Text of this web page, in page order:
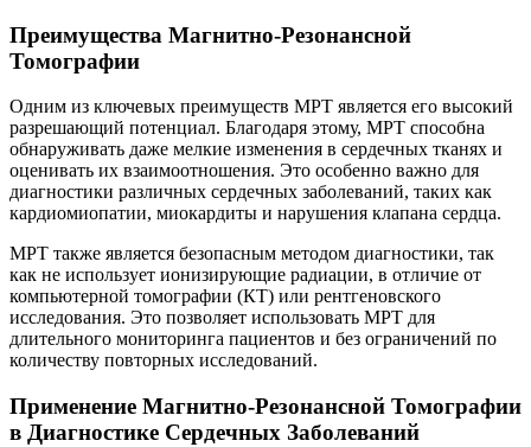
Преимущества Магнитно-Резонансной
Томографии
Одним из ключевых преимуществ МРТ является его высокий
разрешающий потенциал. Благодаря этому, МРТ способна
обнаруживать даже мелкие изменения в сердечных тканях и
оценивать их взаимоотношения. Это особенно важно для
диагностики различных сердечных заболеваний, таких как
кардиомиопатии, миокардиты и нарушения клапана сердца.
МРТ также является безопасным методом диагностики, так
как не использует ионизирующие радиации, в отличие от
компьютерной томографии (КТ) или рентгеновского
исследования. Это позволяет использовать МРТ для
длительного мониторинга пациентов и без ограничений по
количеству повторных исследований.
Применение Магнитно-Резонансной Томографии
в Диагностике Сердечных Заболеваний